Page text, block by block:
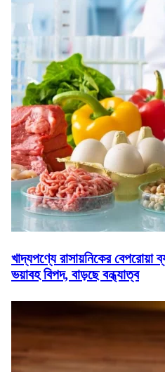
খাদ্যপণ্যে রাসায়নিকের বেপরোয়া
ভয়াবহ বিপদ, বাড়ছে বন্ধ্যাত্ব